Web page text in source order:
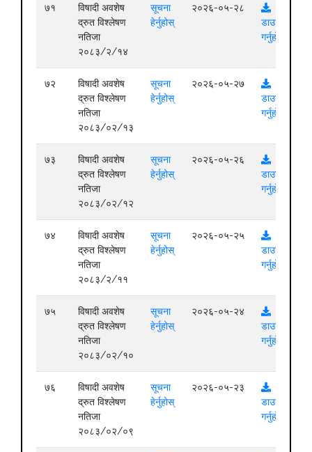
७१
विषादी अवशेष
द्रुत विश्लेषण
नतिजा
२०८३/२/१४
सूचना
हेर्नुहोस्
२०२६-०५-२८
डाउनलोड
गर्नुहोस्
७२
विषादी अवशेष
द्रुत विश्लेषण
नतिजा
२०८३/०२/१३
सूचना
हेर्नुहोस्
२०२६-०५-२७
डाउनलोड
गर्नुहोस्
७३
विषादी अवशेष
द्रुत विश्लेषण
नतिजा
२०८३/०२/१२
सूचना
हेर्नुहोस्
२०२६-०५-२६
डाउनलोड
गर्नुहोस्
७४
विषादी अवशेष
द्रुत विश्लेषण
नतिजा
२०८३/२/११
सूचना
हेर्नुहोस्
२०२६-०५-२५
डाउनलोड
गर्नुहोस्
७५
विषादी अवशेष
द्रुत विश्लेषण
नतिजा
२०८३/०२/१०
सूचना
हेर्नुहोस्
२०२६-०५-२४
डाउनलोड
गर्नुहोस्
७६
विषादी अवशेष
द्रुत विश्लेषण
नतिजा
२०८३/०२/०९
सूचना
हेर्नुहोस्
२०२६-०५-२३
डाउनलोड
गर्नुहोस्